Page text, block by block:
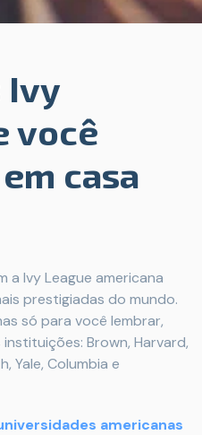
Ivy
você
casa
a Ivy League americana
prestigiadas do mundo.
só para você lembrar,
Brown, Harvard,
Yale, Columbia e
americanas